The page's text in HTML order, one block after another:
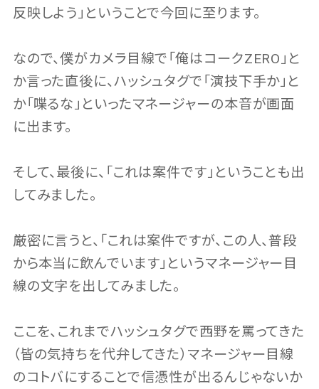
反映しよう」ということで今回に至ります。
なので、僕がカメラ目線で「俺はコークZERO」と
か言った直後に、ハッシュタグで「演技下手か」と
か「喋るな」といったマネージャーの本音が画面
に出ます。
そして、最後に、「これは案件です」ということも出
してみました。
厳密に言うと、「これは案件ですが、この人、普段
から本当に飲んでいます」というマネージャー目
線の文字を出してみました。
ここを、これまでハッシュタグで西野を罵ってきた
（皆の気持ちを代弁してきた）マネージャー目線
のコトバにすることで信憑性が出るんじゃないか